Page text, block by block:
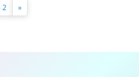
2 »